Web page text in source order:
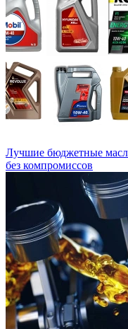
Лучшие бюджетные
без компромиссов